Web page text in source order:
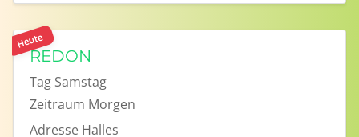
Heute
REDON
Tag Samstag
Zeitraum Morgen
Adresse Halles